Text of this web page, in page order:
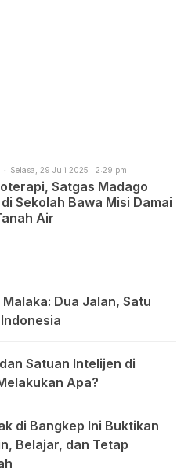
Selasa, 29 Juli 2025 | 2:29 pm
Satgas Madago
Sekolah Bawa Misi Damai
Air
Dua Jalan, Satu
Satuan Intelijen di
Apa?
di Bangkep Ini Buktikan
Belajar, dan Tetap